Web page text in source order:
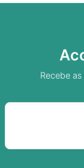
Recebe